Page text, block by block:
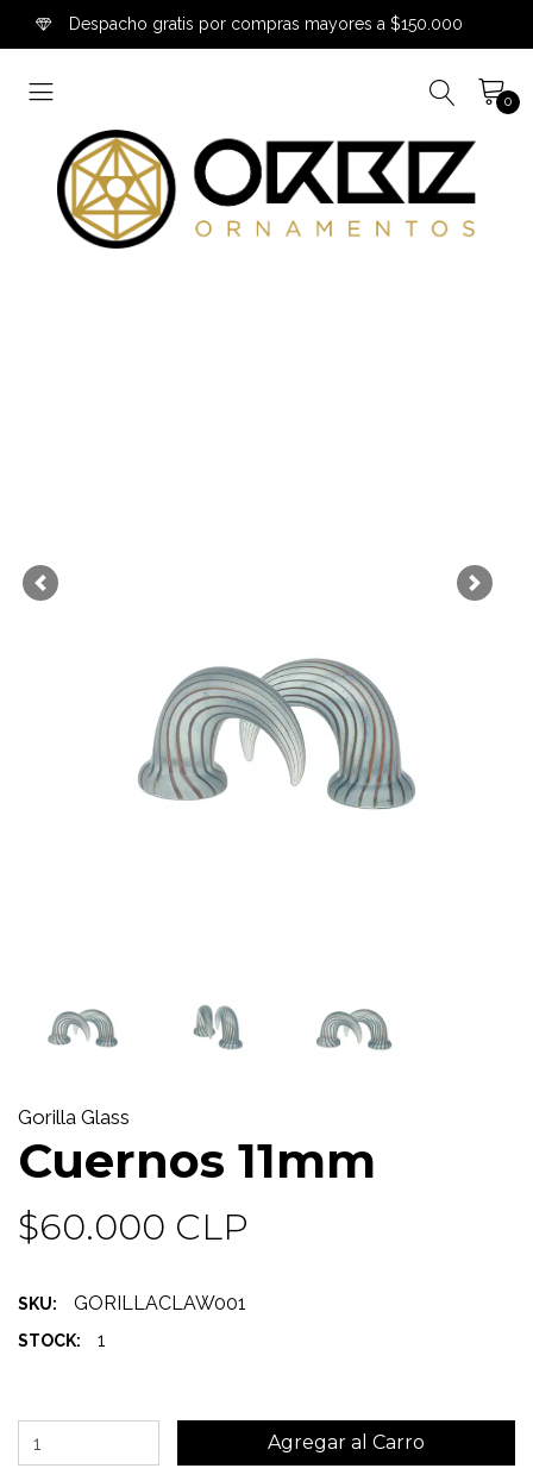
Despacho gratis por compras mayores a $150.000
0
Previous Next
Gorilla Glass
Cuernos 11mm
$60.000 CLP
SKU: GORILLACLAW001
STOCK: 1